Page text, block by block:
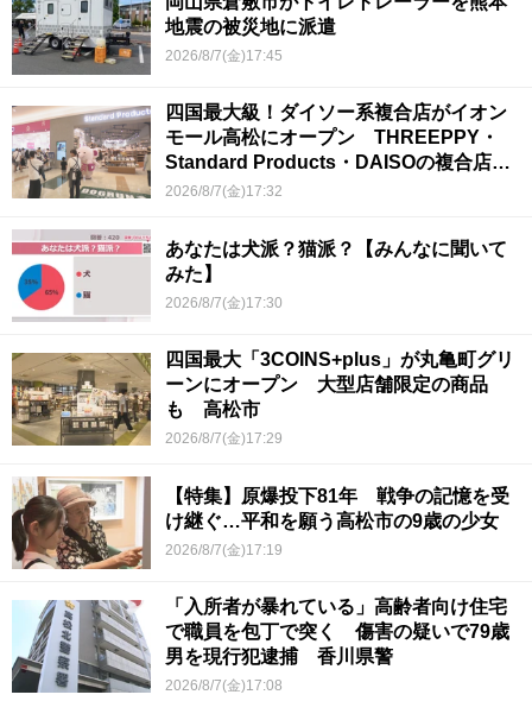
地震の被災地に派遣
2026/8/7(金)17:45
四国最大級！ダイソー系複合店がイオン
モール高松にオープン THREEPPY・
Standard Products・DAISOの複合店は
香川県初
2026/8/7(金)17:32
あなたは犬派？猫派？【みんなに聞いて
みた】
2026/8/7(金)17:30
四国最大「3COINS+plus」が丸亀町グリ
ーンにオープン 大型店舗限定の商品
も 高松市
2026/8/7(金)17:29
【特集】原爆投下81年 戦争の記憶を受
け継ぐ…平和を願う高松市の9歳の少女
2026/8/7(金)17:19
「入所者が暴れている」高齢者向け住宅
で職員を包丁で突く 傷害の疑いで79歳
男を現行犯逮捕 香川県警
2026/8/7(金)17:08